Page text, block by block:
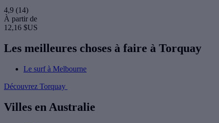
4,9 (14)
À partir de
12,16 $US
Les meilleures choses à faire à Torquay
Le surf à Melbourne
Découvrez Torquay
Villes en Australie